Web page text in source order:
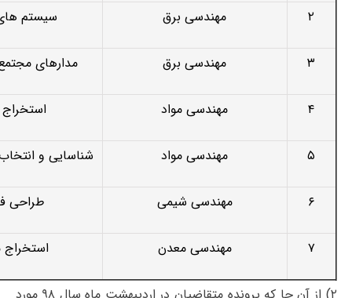
۲ مهندسی برق سیستم
۳ مهندسی برق مدارهای
۴ مهندسی مواد
۵ مهندسی مواد شناسایی و
۶ مهندسی شیمی طراحی
۷ مهندسی معدن